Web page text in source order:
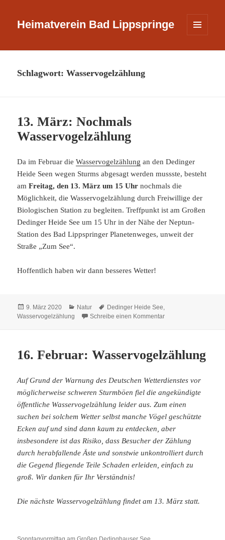
Heimatverein Bad Lippspringe
WIDGETS
Schlagwort:Wasservogelzählung
13. März: Nochmals
Wasservogelzählung
Da im Februar dieWasservogelzählung an den Dedinger
Heide Seen wegen Sturms abgesagt werden mussste, besteht
amFreitag, den 13. März um 15 Uhr nochmals die
Möglichkeit, die Wasservogelzählung durch Freiwillige der
Biologischen Station zu begleiten. Treffpunkt ist am Großen
Dedinger Heide See um 15 Uhr in der Nähe der Neptun-
Station des Bad Lippspringer Planetenweges, unweit der
Straße „Zum See“.
Hoffentlich haben wir dann besseres Wetter!
Veröffentlicht
am
9. März 2020 Kategorien
Natur Schlagwörter
Dedinger Heide See,
Wasservogelzählung
Schreibe einen Kommentarzu 13. März:
16. Februar: Wasservogelzählung
Auf Grund der Warnung des Deutschen Wetterdienstes vor
möglicherweise schweren Sturmböen fiel die angekündigte
öffentliche Wasservogelzählung leider aus. Zum einen
suchen bei solchem Wetter selbst manche Vögel geschützte
Ecken auf und sind dann kaum zu entdecken, aber
insbesondere ist das Risiko, dass Besucher der Zählung
durch herabfallende Äste und sonstwie unkontrolliert durch
die Gegend fliegende Teile Schaden erleiden, einfach zu
groß. Wir danken für Ihr Verständnis!
Die nächste Wasservogelzählung findet am 13. März statt.